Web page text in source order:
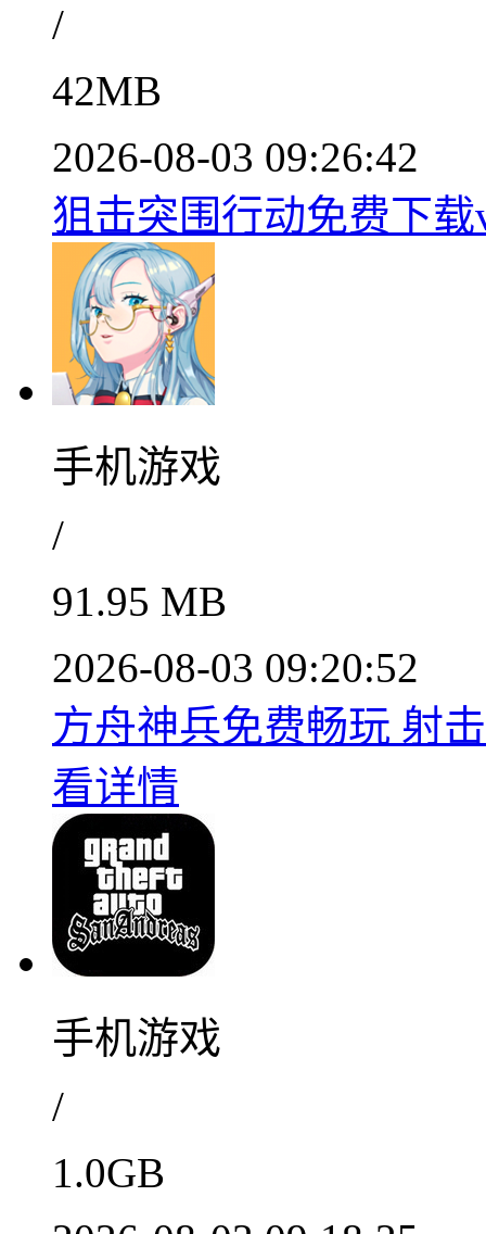
/
42MB
2026-08-03 09:26:42
狙击突围行动免费下
手机游戏
/
91.95 MB
2026-08-03 09:20:52
方舟神兵免费畅玩 射
看详情
手机游戏
/
1.0GB